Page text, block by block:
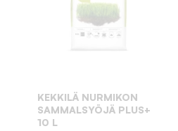
KEKKILÄ NURMIKON
SAMMALSYÖJÄ PLUS+
10 L